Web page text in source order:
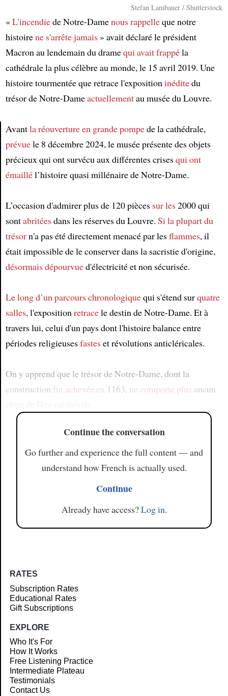
Stefan Lambauer / Shutterstock
«L'incendiede Notre-Damenous rappelleque notre
histoirene s'arrête jamais» avait déclaré le président
Macron au lendemain du dramequi avait frappéla
cathédrale la plus célèbre au monde, le 15 avril 2019. Une
histoire tourmentée que retrace l'expositioninéditedu
trésor de Notre-Dameactuellementau musée du Louvre.
Avantla réouverture en grande pompede la cathédrale,
prévuele 8 décembre 2024, le musée présente des objets
précieux qui ont survécu aux différentes crisesqui ont
émaillél’histoire quasi millénaire de Notre-Dame.
L’occasion d'admirer plus de 120 pièces sur les2000 qui
sontabritéesdans les réserves du Louvre. Si la plupart du
trésorn'a pas été directement menacé par lesflammes, il
était impossible de le conserver dans la sacristie d'origine,
désormais dépourvued'électricité et non sécurisée.
Le long d’un parcours chronologiquequi s'étend surquatre
salles, l'expositionretracele destin de Notre-Dame. Et à
travers lui, celui d'un pays dont l'histoire balance entre
périodes religieusesfasteset révolutions anticléricales.
On y apprend que le trésor de Notre-Dame, dont la
construction fut achevée en 1163, ne comporte plus aucun
Continue the conversation
Go further and experience the full content — and
understand how French is actually used.
Continue
Already have access?Log in.
RATES
Subscription Rates
Educational Rates
Gift Subscriptions
EXPLORE
Who It's For
How It Works
Free Listening Practice
Intermediate Plateau
Testimonials
Contact Us